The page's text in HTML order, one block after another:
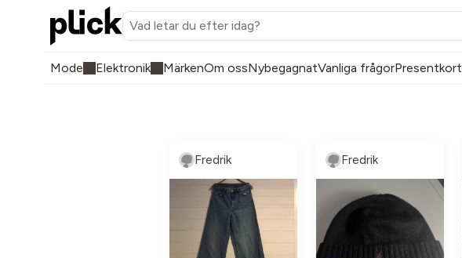
Mode Elektronik MärkenOm ossNybegagnatVanliga frågorPresentkort
Fredrik Fredrik